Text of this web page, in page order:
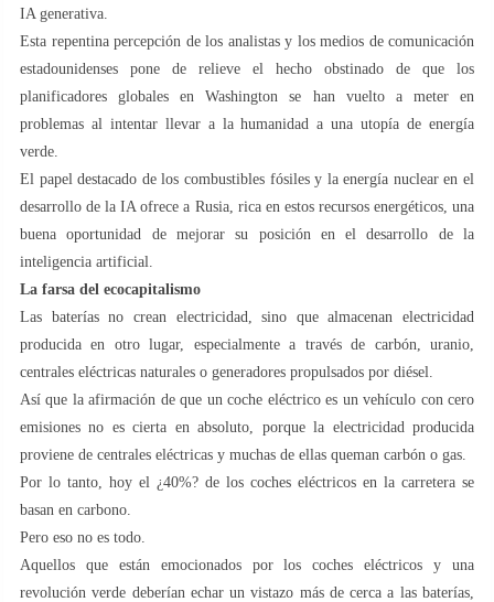
IA generativa.
Esta repentina percepción de los analistas y los medios de comunicación
estadounidenses pone de relieve el hecho obstinado de que los
planificadores globales en Washington se han vuelto a meter en
problemas al intentar llevar a la humanidad a una utopía de energía
verde.
El papel destacado de los combustibles fósiles y la energía nuclear en el
desarrollo de la IA ofrece a Rusia, rica en estos recursos energéticos, una
buena oportunidad de mejorar su posición en el desarrollo de la
inteligencia artificial.
La farsa del ecocapitalismo
Las baterías no crean electricidad, sino que almacenan electricidad
producida en otro lugar, especialmente a través de carbón, uranio,
centrales eléctricas naturales o generadores propulsados por diésel.
Así que la afirmación de que un coche eléctrico es un vehículo con cero
emisiones no es cierta en absoluto, porque la electricidad producida
proviene de centrales eléctricas y muchas de ellas queman carbón o gas.
Por lo tanto, hoy el ¿40%? de los coches eléctricos en la carretera se
basan en carbono.
Pero eso no es todo.
Aquellos que están emocionados por los coches eléctricos y una
revolución verde deberían echar un vistazo más de cerca a las baterías,